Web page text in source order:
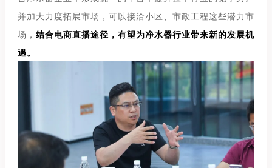
并加大力度拓展市场，可以接洽小区、市政工程这些潜力市
场， 结合电商直播途径，有望为净水器行业带来新的发展机
遇。